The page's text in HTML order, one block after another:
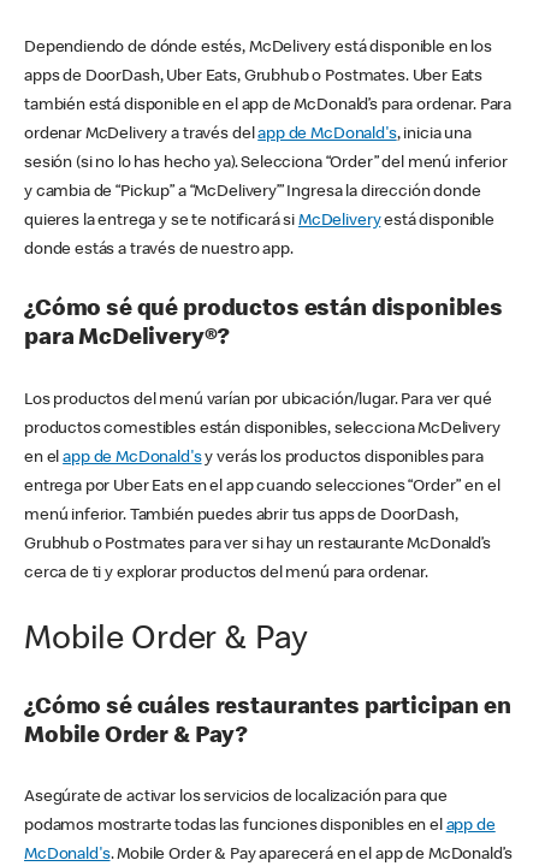
Dependiendo de dónde estés, McDelivery está disponible en los
apps de DoorDash, Uber Eats, Grubhub o Postmates. Uber Eats
también está disponible en el app de McDonald’s para ordenar. Para
ordenar McDelivery a través delapp de McDonald's, inicia una
sesión (si no lo has hecho ya). Selecciona “Order” del menú inferior
y cambia de “Pickup” a “McDelivery’” Ingresa la dirección donde
quieres la entrega y se te notificará si McDeliveryestá disponible
donde estás a través de nuestro app.
¿Cómo sé qué productos están disponibles
para McDelivery®?
Los productos del menú varían por ubicación/lugar. Para ver qué
productos comestibles están disponibles, selecciona McDelivery
en elapp de McDonald'sy verás los productos disponibles para
entrega por Uber Eats en el app cuando selecciones “Order” en el
menú inferior. También puedes abrir tus apps de DoorDash,
Grubhub o Postmates para ver si hay un restaurante McDonald’s
cerca de ti y explorar productos del menú para ordenar.
Mobile Order & Pay
¿Cómo sé cuáles restaurantes participan en
Mobile Order & Pay?
Asegúrate de activar los servicios de localización para que
podamos mostrarte todas las funciones disponibles en el app de
McDonald's. Mobile Order & Pay aparecerá en el app de McDonald’s